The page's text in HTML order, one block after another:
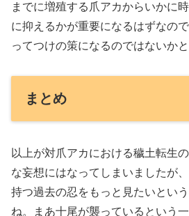
までに増殖する爪アカからいかに
に抑えるかが重要になるはずなの
ってつけの策になるのではないか
まとめ
以上が対爪アカにおける穢土転生
な妄想にはなってしまいましたが
持つ過去の忍をもっと見たいとい
ね。まあ十尾が襲っているという